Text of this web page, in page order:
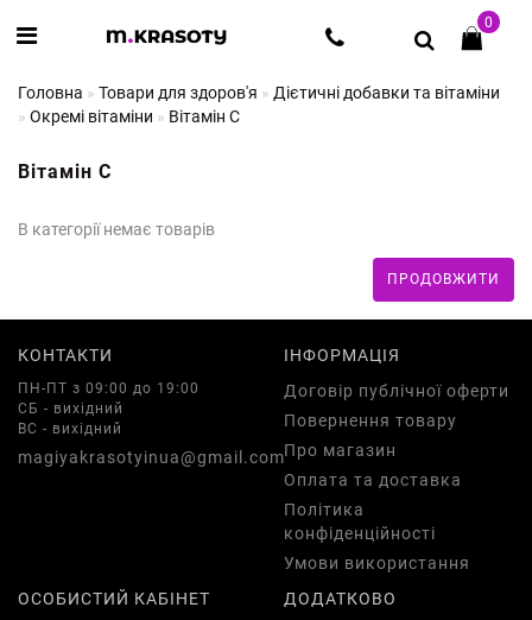
0
Головна Товари для здоров'я
Дієтичні добавки та вітаміни
Окремі вітаміни
Вітамін C
Вітамін C
В категорії немає товарів
ПРОДОВЖИТИ
КОНТАКТИ
ПН-ПТ з 09:00 до 19:00
СБ - вихідний
ВС - вихідний
magiyakrasotyinua@gmail.com
ІНФОРМАЦІЯ
Договір публічної оферти
Повернення товару
Про магазин
Оплата та доставка
Політика
конфіденційності
Умови використання
ОСОБИСТИЙ КАБІНЕТ
ДОДАТКОВО